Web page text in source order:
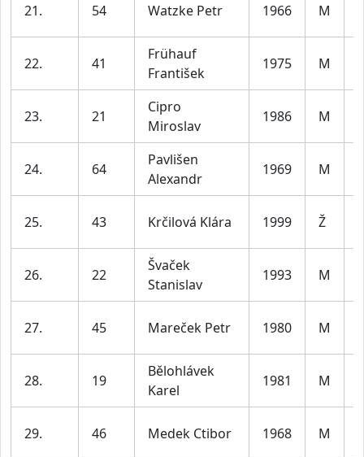
21. 54 Watzke Petr 1966 M
22. 41
Frühauf
František
1975 M
23. 21
Cipro
Miroslav
1986 M
24. 64
Pavlišen
Alexandr
1969 M
25. 43 Krčilová Klára 1999 Ž
26. 22
Švaček
Stanislav
1993 M
27. 45 Mareček Petr 1980 M
28. 19
Bělohlávek
Karel
1981 M
29. 46 Medek Ctibor 1968 M